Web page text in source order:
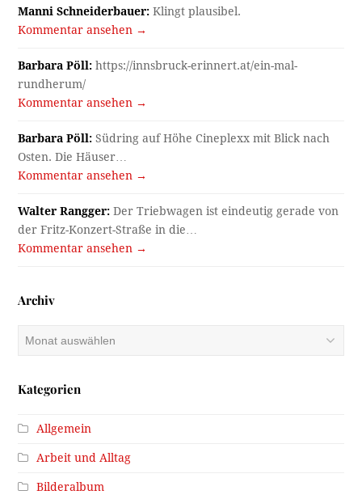
Manni Schneiderbauer: Klingt plausibel.
Kommentar ansehen →
Barbara Pöll: https://innsbruck-erinnert.at/ein-mal-
rundherum/
Kommentar ansehen →
Barbara Pöll: Südring auf Höhe Cineplexx mit Blick nach
Osten. Die Häuser…
Kommentar ansehen →
Walter Rangger: Der Triebwagen ist eindeutig gerade von
der Fritz-Konzert-Straße in die…
Kommentar ansehen →
Archiv
Kategorien
Allgemein
Arbeit und Alltag
Bilderalbum